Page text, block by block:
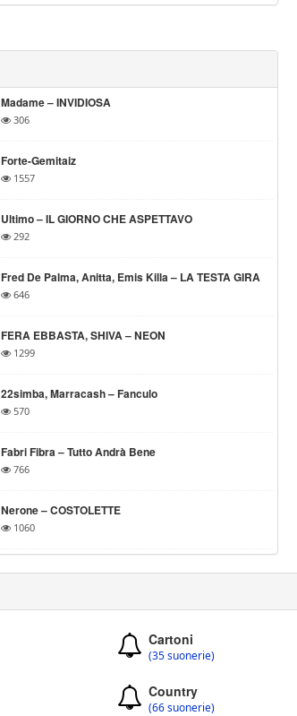
Madame – INVIDIOSA
306
Forte-Gemitaiz
1557
Ultimo – IL GIORNO CHE ASPETTAVO
292
Fred De Palma, Anitta, Emis Killa – LA TESTA GIRA
646
FERA EBBASTA, SHIVA – NEON
1299
22simba, Marracash – Fanculo
570
Fabri Fibra – Tutto Andrà Bene
766
Nerone – COSTOLETTE
1060
Cartoni
(35 suonerie)
Country
(66 suonerie)